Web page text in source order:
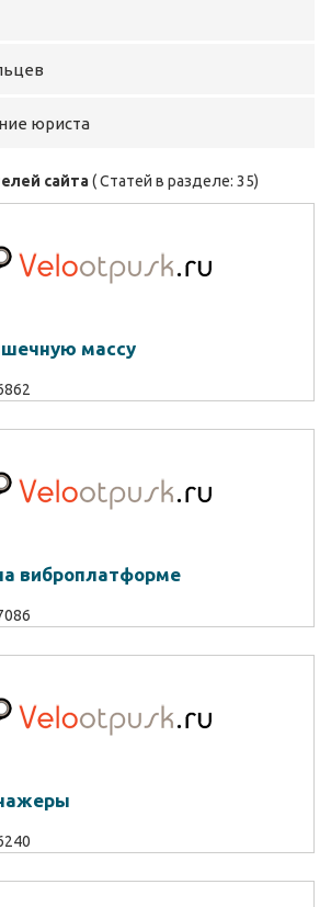
юриста
сайта( Статей в разделе: 35)
массу
виброплатформе